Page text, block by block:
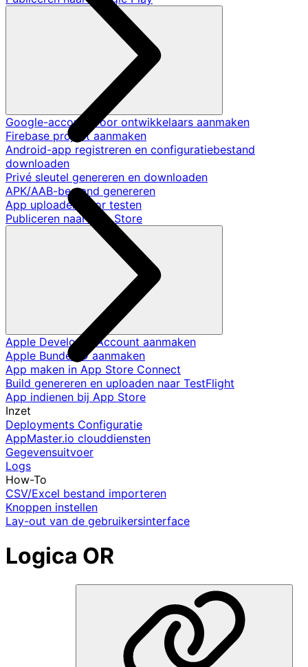
Google-account voor ontwikkelaars aanmaken
Firebase project aanmaken
Android-app registreren en configuratiebestand
downloaden
Privé sleutel genereren en downloaden
APK/AAB-bestand genereren
App uploaden voor testen
Publiceren naar App Store
Apple Developer Account aanmaken
Apple Bundel ID aanmaken
App maken in App Store Connect
Build genereren en uploaden naar TestFlight
App indienen bij App Store
Inzet
Deployments Configuratie
AppMaster.io clouddiensten
Gegevensuitvoer
Logs
How-To
CSV/Excel bestand importeren
Knoppen instellen
Lay-out van de gebruikersinterface
Logica OR